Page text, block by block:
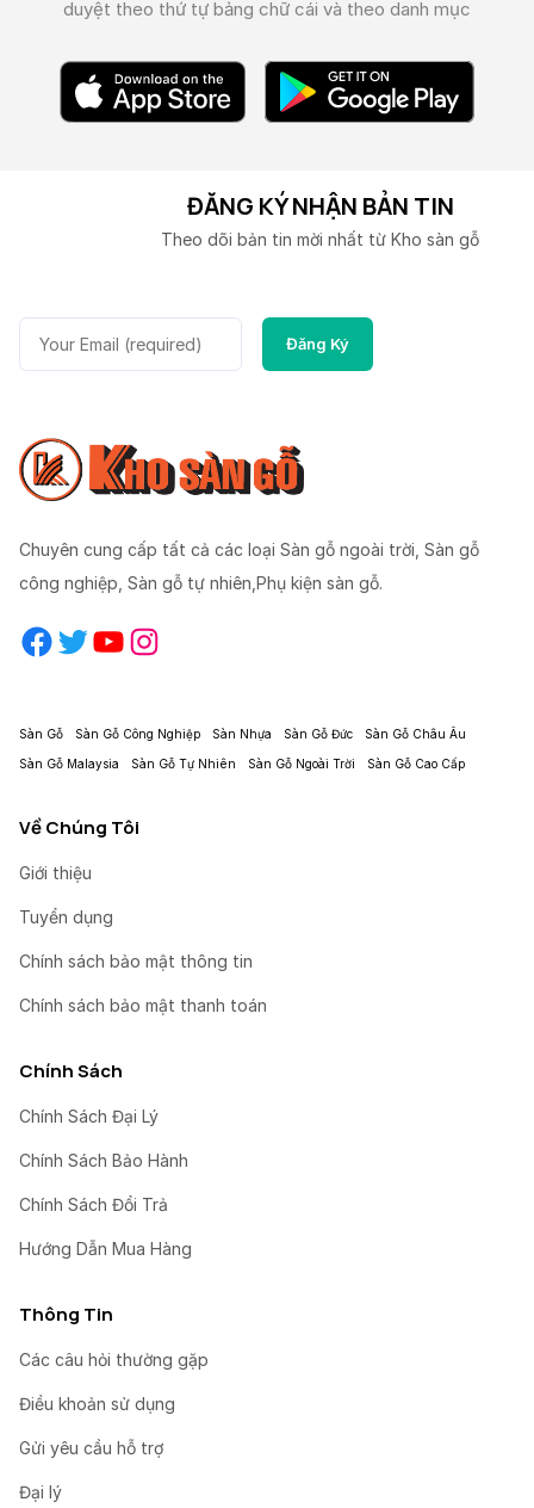
duyệt theo thứ tự bảng chữ cái và theo danh mục
ĐĂNG KÝ NHẬN BẢN TIN
Theo dõi bản tin mời nhất từ Kho sàn gỗ
Chuyên cung cấp tất cả các loại Sàn gỗ ngoài trời, Sàn gỗ
công nghiệp, Sàn gỗ tự nhiên,Phụ kiện sàn gỗ.
Facebook Twitter YouTube Instagram
Sàn Gỗ Sàn Gỗ Công Nghiệp Sàn Nhựa Sàn Gỗ Đức Sàn Gỗ Châu Âu
Sàn Gỗ Malaysia Sàn Gỗ Tự Nhiên Sàn Gỗ Ngoài Trời Sàn Gỗ Cao Cấp
Về Chúng Tôi
Giới thiệu
Tuyển dụng
Chính sách bảo mật thông tin
Chính sách bảo mật thanh toán
Chính Sách
Chính Sách Đại Lý
Chính Sách Bảo Hành
Chính Sách Đổi Trả
Hướng Dẫn Mua Hàng
Thông Tin
Các câu hỏi thường gặp
Điều khoản sử dụng
Gửi yêu cầu hỗ trợ
Đại lý